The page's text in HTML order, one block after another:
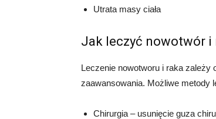
Utrata masy ciała
Jak leczyć nowotwór i
Leczenie nowotworu i raka zależy
zaawansowania. Możliwe metody
Chirurgia – usunięcie guza